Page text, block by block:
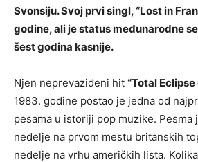
Svonsiju. Svoj prvi singl, “Lost in
godine, ali je status međunarodne
šest godina kasnije.
Njen neprevaziđeni hit “Total
1983. godine postao je jedna od
pesama u istoriji pop muzike. Pesma
nedelje na prvom mestu britanskih
nedelje na vrhu američkih lista.